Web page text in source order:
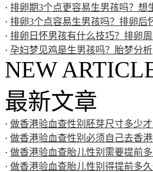
· 排卵期3个点更容易生男孩吗？想
· 排卵3个点容易生男孩吗？排卵后
· 排卵日怀男孩有什么技巧？排卵
· 孕妇梦见鸡是生男孩吗？胎梦分析
NEW
最新文章
· 做香港验血查性别胚芽尺寸多少
· 做香港验血查性别必须自己去香
· 做香港验血查胎儿性别需要提前
· 做香港验血查胎儿性别得提前多